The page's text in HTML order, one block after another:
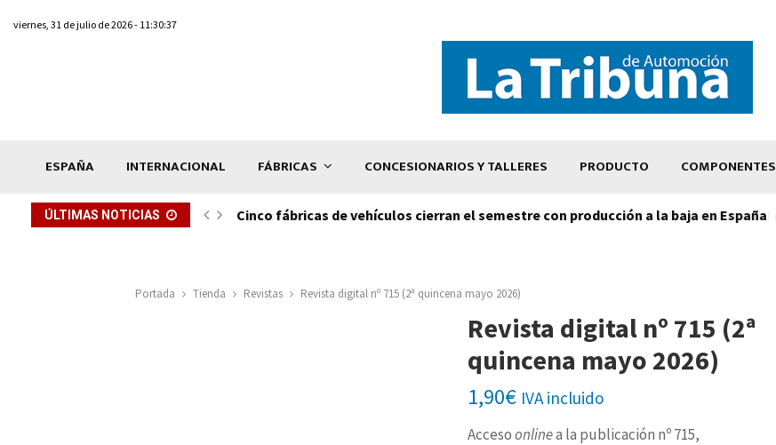
viernes, 31 de julio de 2026 - 11:30:37
ESPAÑA INTERNACIONAL FÁBRICAS CONCESIONARIOS Y TALLERES PRODUCTO COMPONENTES
ÚLTIMAS NOTICIAS
de... Cinco fábricas de vehículos cierran el semestre con producción a la baja en España
Portada Tienda Revistas Revista digital nº 715 (2ª quincena mayo 2026)
Revista digital nº 715 (2ª
quincena mayo 2026)
1,90€ IVA incluido
Accesoonlinea la publicación nº 715,